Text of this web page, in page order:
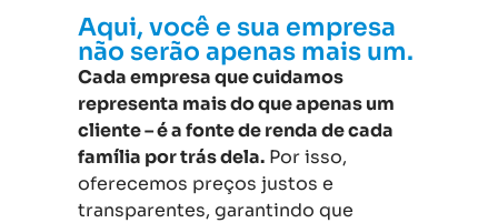
Aqui, você e sua empresa
não serão apenas mais um.
Cada empresa que cuidamos
representa mais do que apenas um
cliente – é a fonte de renda de cada
família por trás dela. Por isso,
oferecemos preços justos e
transparentes, garantindo que